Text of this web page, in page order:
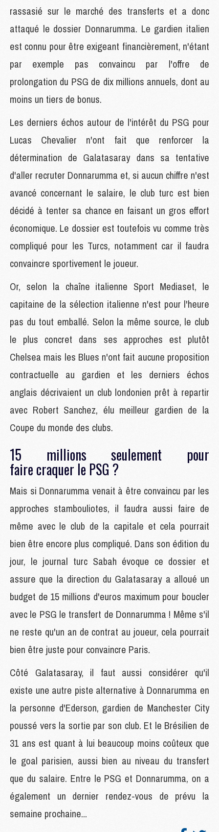
rassasié sur le marché des transferts et a donc
attaqué le dossier Donnarumma. Le gardien italien
est connu pour être exigeant financièrement, n'étant
par exemple pas convaincu par l'offre de
prolongation du PSG de dix millions annuels, dont au
moins un tiers de bonus.
Les derniers échos autour de l'intérêt du PSG pour
Lucas Chevalier n'ont fait que renforcer la
détermination de Galatasaray dans sa tentative
d'aller recruter Donnarumma et, si aucun chiffre n'est
avancé concernant le salaire, le club turc est bien
décidé à tenter sa chance en faisant un gros effort
économique. Le dossier est toutefois vu comme très
compliqué pour les Turcs, notamment car il faudra
convaincre sportivement le joueur.
Or, selon la chaîne italienne Sport Mediaset, le
capitaine de la sélection italienne n'est pour l'heure
pas du tout emballé. Selon la même source, le club
le plus concret dans ses approches est plutôt
Chelsea mais les Blues n'ont fait aucune proposition
contractuelle au gardien et les derniers échos
anglais décrivaient un club londonien prêt à repartir
avec Robert Sanchez, élu meilleur gardien de la
Coupe du monde des clubs.
15 millions seulement pour
faire craquer le PSG ?
Mais si Donnarumma venait à être convaincu par les
approches stambouliotes, il faudra aussi faire de
même avec le club de la capitale et cela pourrait
bien être encore plus compliqué. Dans son édition du
jour, le journal turc Sabah évoque ce dossier et
assure que la direction du Galatasaray a alloué un
budget de 15 millions d'euros maximum pour boucler
avec le PSG le transfert de Donnarumma ! Même s'il
ne reste qu'un an de contrat au joueur, cela pourrait
bien être juste pour convaincre Paris.
Côté Galatasaray, il faut aussi considérer qu'il
existe une autre piste alternative à Donnarumma en
la personne d'Ederson, gardien de Manchester City
poussé vers la sortie par son club. Et le Brésilien de
31 ans est quant à lui beaucoup moins coûteux que
le goal parisien, aussi bien au niveau du transfert
que du salaire. Entre le PSG et Donnarumma, on a
également un dernier rendez-vous de prévu la
semaine prochaine...